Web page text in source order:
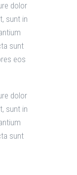
dolor
sunt in
sunt
eos
dolor
sunt in
sunt